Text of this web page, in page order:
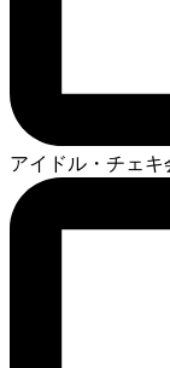
アイドル・チェキ